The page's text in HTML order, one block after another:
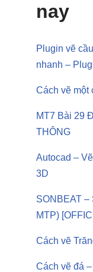
nay
Plugin vẽ
nhanh –
Cách vẽ một
MT7 Bài 29
THÔNG
Autocad –
3D
SONBEAT –
MTP)
Cách vẽ
Cách vẽ đá